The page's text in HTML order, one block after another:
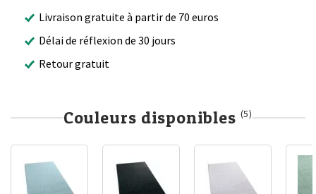
Livraison gratuite à partir de 70 euros
Délai de réflexion de 30 jours
Retour gratuit
Couleurs disponibles (5)